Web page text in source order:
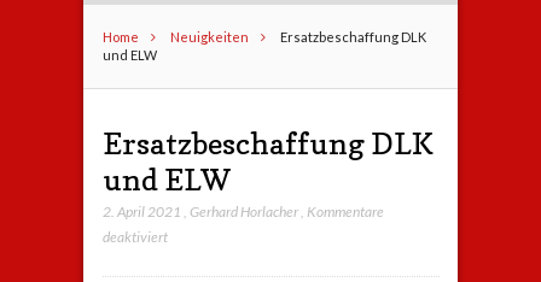
Home Neuigkeiten
Ersatzbeschaffung DLK
und ELW
Ersatzbeschaffung DLK
und ELW
2. April 2021 Gerhard Horlacher, Kommentare
deaktiviertfür